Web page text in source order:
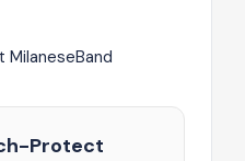
Protect